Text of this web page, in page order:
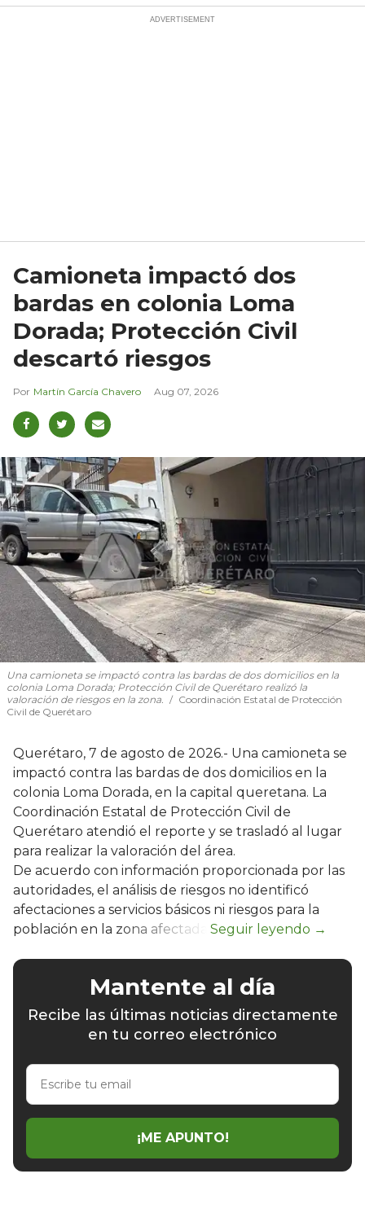
Camioneta impactó dos
bardas en colonia Loma
Dorada; Protección Civil
descartó riesgos
Martín García Chavero Aug 07, 2026
Una camioneta se impactó contra las bardas de dos domicilios en la
colonia Loma Dorada; Protección Civil de Querétaro realizó la
valoración de riesgos en la zona.
Coordinación Estatal de Protección
Civil de Querétaro
Querétaro, 7 de agosto de 2026.- Una camioneta se
impactó contra las bardas de dos domicilios en la
colonia Loma Dorada, en la capital queretana. La
Coordinación Estatal de Protección Civil de
Querétaro atendió el reporte y se trasladó al lugar
para realizar la valoración del área.
De acuerdo con información proporcionada por las
autoridades, el análisis de riesgos no identificó
afectaciones a servicios básicos ni riesgos para la
población en la zona afectada.
Mantente al día
Recibe las últimas noticias directamente
en tu correo electrónico
Escribe
email
¡ME APUNTO!